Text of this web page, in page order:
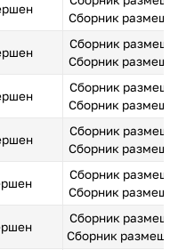
Сборник
Сборник
Сборник
Сборник
Сборник
Сборник
Сборник
Сборник
Сборник
Сборник
Сборник